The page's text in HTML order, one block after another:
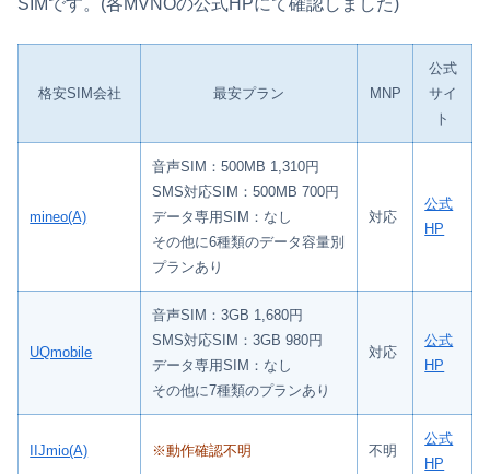
SIMです。(各MVNOの公式HPにて確認しました)
格安SIM会社 最安プラン MNP
公式
サイ
ト
mineo(A)
音声SIM：500MB 1,310円
SMS対応SIM：500MB 700円
データ専用SIM：なし
その他に6種類のデータ容量別
プランあり
対応
公式
HP
UQmobile
音声SIM：3GB 1,680円
SMS対応SIM：3GB 980円
データ専用SIM：なし
その他に7種類のプランあり
対応
公式
HP
IIJmio(A) ※動作確認不明 不明
公式
HP